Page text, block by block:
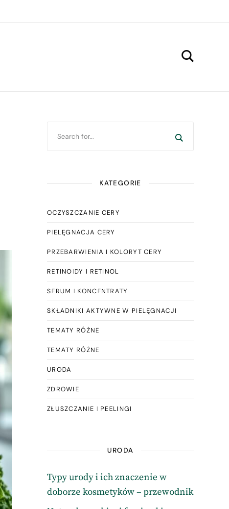
KATEGORIE
OCZYSZCZANIE CERY
PIELĘGNACJA CERY
PRZEBARWIENIA I KOLORYT CERY
RETINOIDY I RETINOL
SERUM I KONCENTRATY
SKŁADNIKI AKTYWNE W PIELĘGNACJI
TEMATY RÓŻNE
TEMATY RÓŻNE
URODA
ZDROWIE
ZŁUSZCZANIE I PEELINGI
URODA
Typy urody i ich znaczenie w
doborze kosmetyków – przewodnik